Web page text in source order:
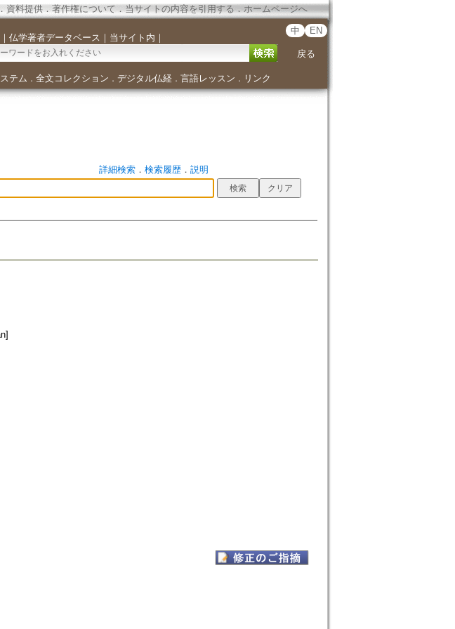
資料提供． 著作権について．当サイトの内容を引用する ． ホームページへ
｜ 仏学著者データベース ｜ 当サイト内 ｜
中 EN
戻る
テム ． 全文コレクション ． デジタル仏経． 言語レッスン ． リンク
詳細検索． 検索履歴． 説明